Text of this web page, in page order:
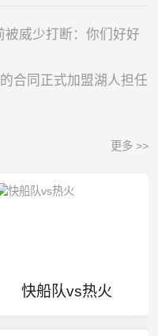
威少打断：你们好好
合同正式加盟湖人担任
更多 >>
快船队vs热火